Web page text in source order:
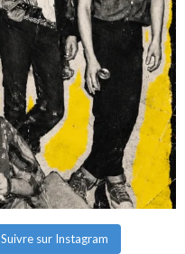
Suivre sur Instagram